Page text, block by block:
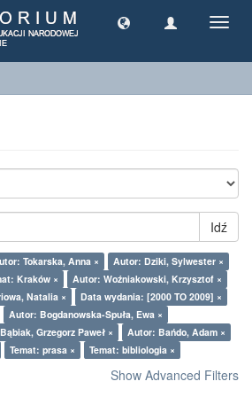
Idź
Tokarska, Anna ×
Autor: Dziki, Sylwester ×
Kraków ×
Autor: Woźniakowski, Krzysztof ×
Natalia ×
Data wydania: [2000 TO 2009] ×
Autor: Bogdanowska-Spuła, Ewa ×
Grzegorz Paweł ×
Autor: Bańdo, Adam ×
Temat: prasa × Temat: bibliologia ×
Show Advanced Filters